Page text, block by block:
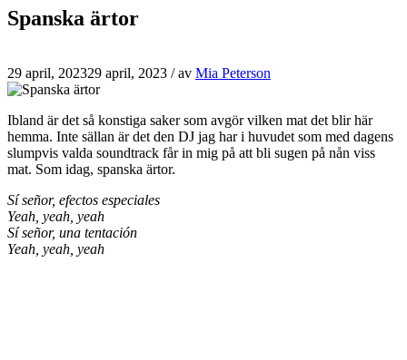
Spanska ärtor
29 april, 202329 april, 2023 / av Mia Peterson
Ibland är det så konstiga saker som avgör vilken mat det blir här
hemma. Inte sällan är det den DJ jag har i huvudet som med dagens
slumpvis valda soundtrack får in mig på att bli sugen på nån viss
mat. Som idag, spanska ärtor.
Sí señor, efectos especiales
Yeah, yeah, yeah
Sí señor, una tentación
Yeah, yeah, yeah